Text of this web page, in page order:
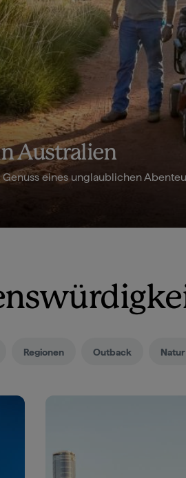
Australien
eines unglaublichen
Regionen Outback Natur